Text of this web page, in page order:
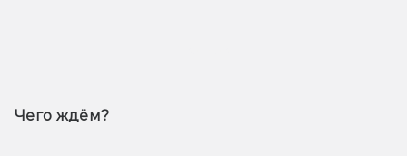
Чего ждём?